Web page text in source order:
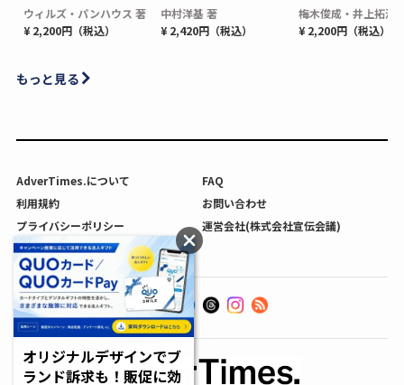
ウィルズ・パンハウス 著
¥ 2,200円（税込）
中村洋基 著
¥ 2,420円（税込）
梅木俊成・井上拓海
¥ 2,200円（税込）
もっと見る
AdverTimes.について
FAQ
利用規約
お問い合わせ
プライバシーポリシー
運営会社(株式会社宣伝会議)
利用者情報の外部送信について
オリジナルデザインでブ
ランド訴求も！販促に効